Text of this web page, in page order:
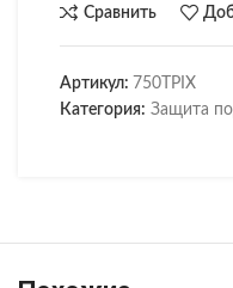
Сравнить
Артикул: 750TPIX
Категория: Защита